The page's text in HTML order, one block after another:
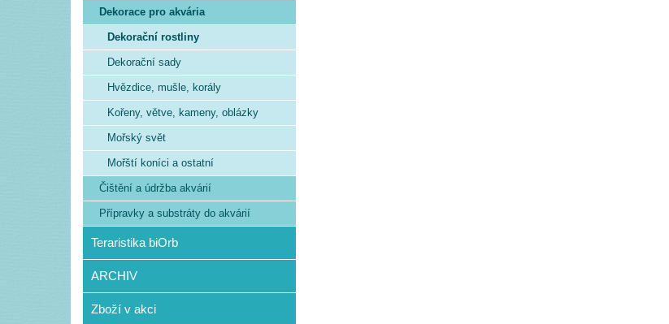
Dekorace pro akvária
Dekorační rostliny
Dekorační sady
Hvězdice, mušle, korály
Kořeny, větve, kameny, oblázky
Mořský svět
Mořští koníci a ostatní
Čištění a údržba akvárií
Přípravky a substráty do akvárií
Teraristika biOrb
ARCHIV
Zboží v akci